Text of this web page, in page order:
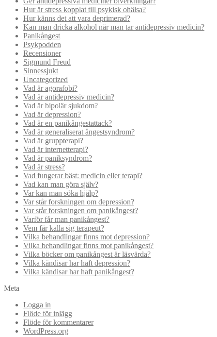
Hur är stress kopplat till psykisk ohälsa?
Hur känns det att vara deprimerad?
Kan man dricka alkohol när man tar antidepressiv medicin?
Panikångest
Psykpodden
Recensioner
Sigmund Freud
Sinnessjukt
Uncategorized
Vad är agorafobi?
Vad är antidepressiv medicin?
Vad är bipolär sjukdom?
Vad är depression?
Vad är en panikångestattack?
Vad är generaliserat ångestsyndrom?
Vad är gruppterapi?
Vad är internetterapi?
Vad är paniksyndrom?
Vad är stress?
Vad fungerar bäst: medicin eller terapi?
Vad kan man göra själv?
Var kan man söka hjälp?
Var står forskningen om depression?
Var står forskningen om panikångest?
Varför får man panikångest?
Vem får kalla sig terapeut?
Vilka behandlingar finns mot depression?
Vilka behandlingar finns mot panikångest?
Vilka böcker om panikångest är läsvärda?
Vilka kändisar har haft depression?
Vilka kändisar har haft panikångest?
Meta
Logga in
Flöde för inlägg
Flöde för kommentarer
WordPress.org